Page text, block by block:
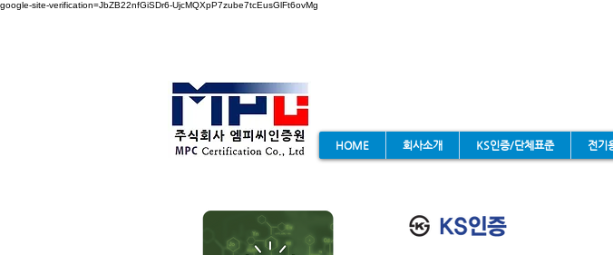
google-site-verification=JbZB22nfGiSDr6-UjcMQXpP7zube7tcEusGlFt6ovMg
HOME 회사소개 KS인증/단체표준 전기